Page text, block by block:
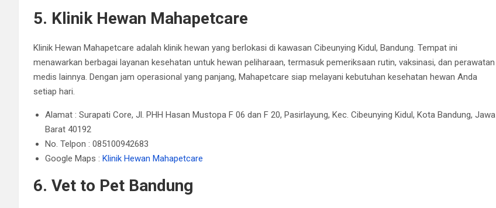
5. Klinik Hewan Mahapetcare
Klinik Hewan Mahapetcare adalah klinik hewan yang berlokasi di kawasan Cibeunying Kidul, Bandung. Tempat ini
menawarkan berbagai layanan kesehatan untuk hewan peliharaan, termasuk pemeriksaan rutin, vaksinasi, dan perawatan
medis lainnya. Dengan jam operasional yang panjang, Mahapetcare siap melayani kebutuhan kesehatan hewan Anda
setiap hari.
Alamat : Surapati Core, Jl. PHH Hasan Mustopa F 06 dan F 20, Pasirlayung, Kec. Cibeunying Kidul, Kota Bandung, Jawa
Barat 40192
No. Telpon : 085100942683
Google Maps : Klinik Hewan Mahapetcare
6. Vet to Pet Bandung